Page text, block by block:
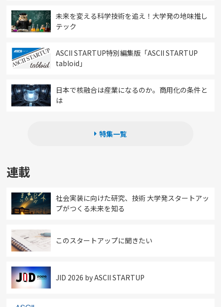
未来を変える科学技術を追え！大学発の地味推し
テック
ASCII STARTUP特別編集版「ASCII STARTUP
tabloid」
日本で核融合は産業になるのか。商用化の条件と
は
特集一覧
連載
社会実装に向けた研究、技術 大学発スタートアッ
プがつくる未来を知る
このスタートアップに聞きたい
JID 2026 by ASCII STARTUP